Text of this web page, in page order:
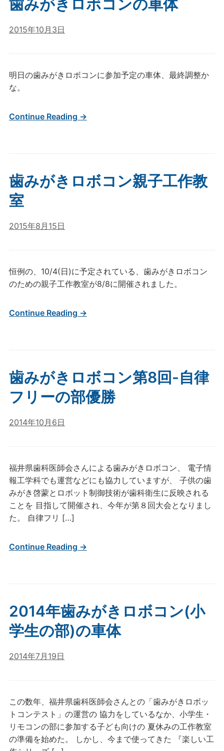
歯みがきロボコンの車体
2015年10月3日
明日の歯みがきロボコンに参加予定の車体、最終調整か
な。
Continue Reading →
歯みがきロボコン親子工作教
室
2015年8月15日
恒例の、10/4(日)に予定されている、歯みがきロボコン
のための親子工作教室が8/8に開催されました。
Continue Reading →
歯みがきロボコン第8回-自律
フリーの部優勝
2014年10月6日
福井県歯科医師会さんによる歯みがきロボコン、 電子情
報工学科でも運営などにも協力していますが、 子供の歯
みがき啓蒙とロボット制御技術が歯科衛生に反映される
ことを 目指して開催され、今年が第８回大会となりまし
た。 自律フリ […]
Continue Reading →
2014年歯みがきロボコン(小
学生の部)の車体
2014年7月19日
この数年、福井県歯科医師会さんとの「歯みがきロボッ
トコンテスト」の運営の 協力をしているなか、小学生・
リモコンの部に参加する子ども向けの 夏休みの工作教室
の準備を始めた。 しかし、今まで使ってきた 『楽しい工